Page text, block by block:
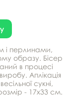
і перлинами,
образу. Бісер
в процесі
Аплікація
сукні,
- 17х33 см.